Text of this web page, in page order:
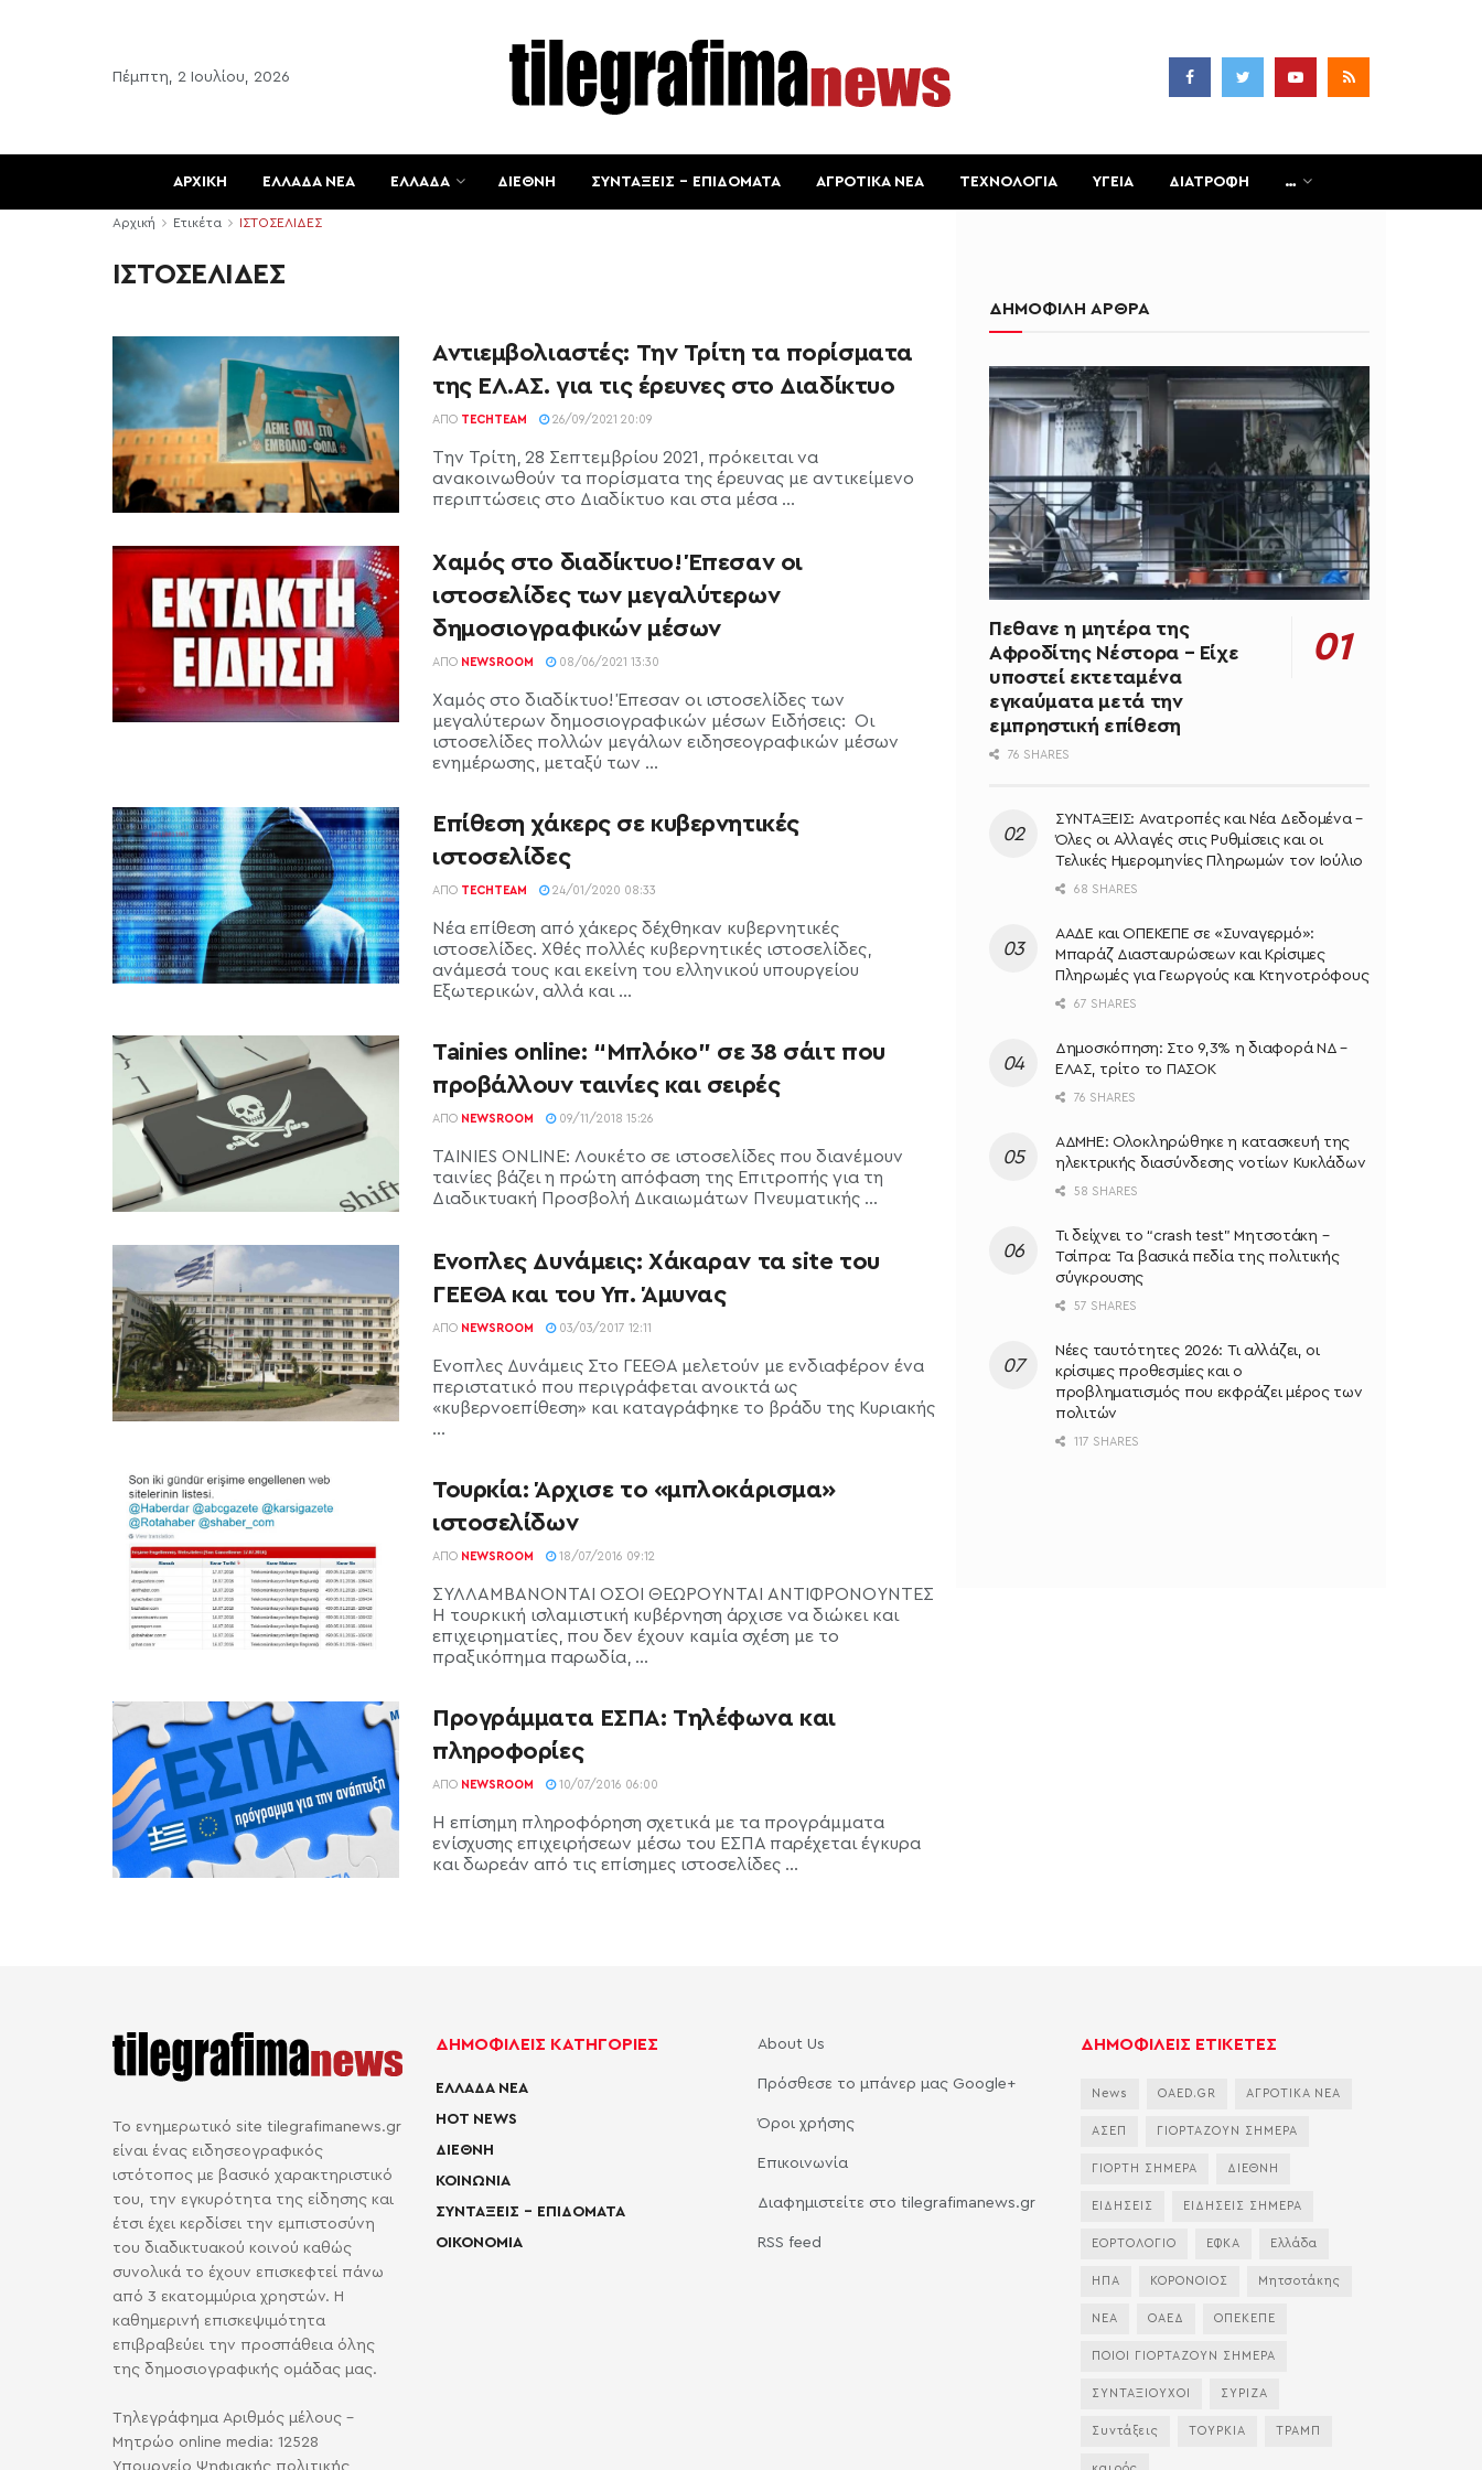
Πέμπτη, 2 Ιουλίου, 2026
ΑΡΧΙΚΗ ΕΛΛΑΔΑ ΝΕΑ ΕΛΛΑΔΑ ΔΙΕΘΝΗ ΣΥΝΤΑΞΕΙΣ – ΕΠΙΔΟΜΑΤΑ ΑΓΡΟΤΙΚΑ ΝΕΑ ΤΕΧΝΟΛΟΓΙΑ ΥΓΕΙΑ ΔΙΑΤΡΟΦΗ …
Αρχική Ετικέτα ΙΣΤΟΣΕΛΙΔΕΣ
ΙΣΤΟΣΕΛΙΔΕΣ
Αντιεμβολιαστές: Την Τρίτη τα πορίσματα
της ΕΛ.ΑΣ. για τις έρευνες στο Διαδίκτυο
ΑΠΌ TECHTEAM 26/09/2021 20:09
Την Τρίτη, 28 Σεπτεμβρίου 2021, πρόκειται να
ανακοινωθούν τα πορίσματα της έρευνας με αντικείμενο
περιπτώσεις στο Διαδίκτυο και στα μέσα ...
Χαμός στο διαδίκτυο! Έπεσαν οι
ιστοσελίδες των μεγαλύτερων
δημοσιογραφικών μέσων
ΑΠΌ NEWSROOM 08/06/2021 13:30
Χαμός στο διαδίκτυο! Έπεσαν οι ιστοσελίδες των
μεγαλύτερων δημοσιογραφικών μέσων Ειδήσεις: Οι
ιστοσελίδες πολλών μεγάλων ειδησεογραφικών μέσων
ενημέρωσης, μεταξύ των ...
Επίθεση χάκερς σε κυβερνητικές
ιστοσελίδες
ΑΠΌ TECHTEAM 24/01/2020 08:33
Νέα επίθεση από χάκερς δέχθηκαν κυβερνητικές
ιστοσελίδες. Χθές πολλές κυβερνητικές ιστοσελίδες,
ανάμεσά τους και εκείνη του ελληνικού υπουργείου
Εξωτερικών, αλλά και ...
Tainies online: “Μπλόκο” σε 38 σάιτ που
προβάλλουν ταινίες και σειρές
ΑΠΌ NEWSROOM 09/11/2018 15:26
TAINIES ONLINE: Λουκέτο σε ιστοσελίδες που διανέμουν
ταινίες βάζει η πρώτη απόφαση της Επιτροπής για τη
Διαδικτυακή Προσβολή Δικαιωμάτων Πνευματικής ...
Ένοπλες Δυνάμεις: Χάκαραν τα site του
ΓΕΕΘΑ και του Υπ. Άμυνας
ΑΠΌ NEWSROOM 03/03/2017 12:11
Ένοπλες Δυνάμεις Στο ΓΕΕΘΑ μελετούν με ενδιαφέρον ένα
περιστατικό που περιγράφεται ανοικτά ως
«κυβερνοεπίθεση» και καταγράφηκε το βράδυ της Κυριακής
...
Τουρκία: Άρχισε το «μπλοκάρισμα»
ιστοσελίδων
ΑΠΌ NEWSROOM 18/07/2016 09:12
ΣΥΛΛΑΜΒΑΝΟΝΤΑΙ ΟΣΟΙ ΘΕΩΡΟΥΝΤΑΙ ΑΝΤΙΦΡΟΝΟΥΝΤΕΣ
Η τουρκική ισλαμιστική κυβέρνηση άρχισε να διώκει και
επιχειρηματίες, που δεν έχουν καμία σχέση με το
πραξικόπημα παρωδία, ...
Προγράμματα ΕΣΠΑ: Τηλέφωνα και
πληροφορίες
ΑΠΌ NEWSROOM 10/07/2016 06:00
H επίσημη πληροφόρηση σχετικά με τα προγράμματα
ενίσχυσης επιχειρήσεων μέσω του ΕΣΠΑ παρέχεται έγκυρα
και δωρεάν από τις επίσημες ιστοσελίδες ...
ΔΗΜΟΦΙΛΗ ΑΡΘΡΑ
Πεθανε η μητέρα της
Αφροδίτης Νέστορα – Είχε
υποστεί εκτεταμένα
εγκαύματα μετά την
εμπρηστική επίθεση
76 SHARES
ΣΥΝΤΑΞΕΙΣ: Ανατροπές και Νέα Δεδομένα –
Όλες οι Αλλαγές στις Ρυθμίσεις και οι
Τελικές Ημερομηνίες Πληρωμών τον Ιούλιο
68 SHARES
ΑΑΔΕ και ΟΠΕΚΕΠΕ σε «Συναγερμό»:
Μπαράζ Διασταυρώσεων και Κρίσιμες
Πληρωμές για Γεωργούς και Κτηνοτρόφους
67 SHARES
Δημοσκόπηση: Στο 9,3% η διαφορά ΝΔ –
ΕΛΑΣ, τρίτο το ΠΑΣΟΚ
76 SHARES
ΑΔΜΗΕ: Ολοκληρώθηκε η κατασκευή της
ηλεκτρικής διασύνδεσης νοτίων Κυκλάδων
58 SHARES
Τι δείχνει το “crash test” Μητσοτάκη –
Τσίπρα: Τα βασικά πεδία της πολιτικής
σύγκρουσης
57 SHARES
Νέες ταυτότητες 2026: Τι αλλάζει, οι
κρίσιμες προθεσμίες και ο
προβληματισμός που εκφράζει μέρος των
πολιτών
117 SHARES
Το ενημερωτικό site tilegrafimanews.gr
είναι ένας ειδησεογραφικός
ιστότοπος με βασικό χαρακτηριστικό
του, την εγκυρότητα της είδησης και
έτσι έχει κερδίσει την εμπιστοσύνη
του διαδικτυακού κοινού καθώς
συνολικά το έχουν επισκεφτεί πάνω
από 3 εκατομμύρια χρηστών. Η
καθημερινή επισκεψιμότητα
επιβραβεύει την προσπάθεια όλης
της δημοσιογραφικής ομάδας μας.
Τηλεγράφημα Αριθμός μέλους -
Μητρώο online media: 12528
Υπουργείο Ψηφιακής πολιτικής,
ΔΗΜΟΦΙΛΕΙΣ ΚΑΤΗΓΟΡΙΕΣ
ΕΛΛΑΔΑ ΝΕΑ
HOT NEWS
ΔΙΕΘΝΗ
ΚΟΙΝΩΝΙΑ
ΣΥΝΤΑΞΕΙΣ – ΕΠΙΔΟΜΑΤΑ
ΟΙΚΟΝΟΜΙΑ
About Us
Πρόσθεσε το μπάνερ μας Google+
Όροι χρήσης
Επικοινωνία
Διαφημιστείτε στο tilegrafimanews.gr
RSS feed
ΔΗΜΟΦΙΛΕΙΣ ΕΤΙΚΕΤΕΣ
News OAED.GR ΑΓΡΟΤΙΚΑ ΝΕΑ
ΑΣΕΠ ΓΙΟΡΤΑΖΟΥΝ ΣΗΜΕΡΑ
ΓΙΟΡΤΗ ΣΗΜΕΡΑ ΔΙΕΘΝΗ
ΕΙΔΗΣΕΙΣ ΕΙΔΗΣΕΙΣ ΣΗΜΕΡΑ
ΕΟΡΤΟΛΟΓΙΟ ΕΦΚΑ Ελλάδα
ΗΠΑ ΚΟΡΟΝΟΙΟΣ Μητσοτάκης
ΝΕΑ ΟΑΕΔ ΟΠΕΚΕΠΕ
ΠΟΙΟΙ ΓΙΟΡΤΑΖΟΥΝ ΣΗΜΕΡΑ
ΣΥΝΤΑΞΙΟΥΧΟΙ ΣΥΡΙΖΑ
Συντάξεις ΤΟΥΡΚΙΑ ΤΡΑΜΠ